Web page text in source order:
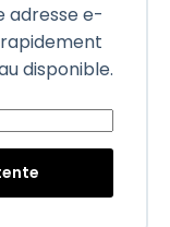
adresse e-
disponible.